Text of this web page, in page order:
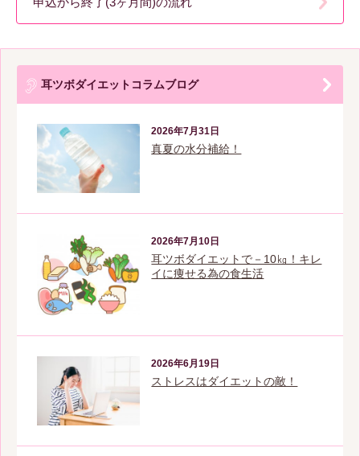
耳ツボダイエットコラムブログ
2026年7月31日
真夏の水分補給！
2026年7月10日
耳ツボダイエットで－10㎏！キレ
イに痩せる為の食生活
2026年6月19日
ストレスはダイエットの敵！